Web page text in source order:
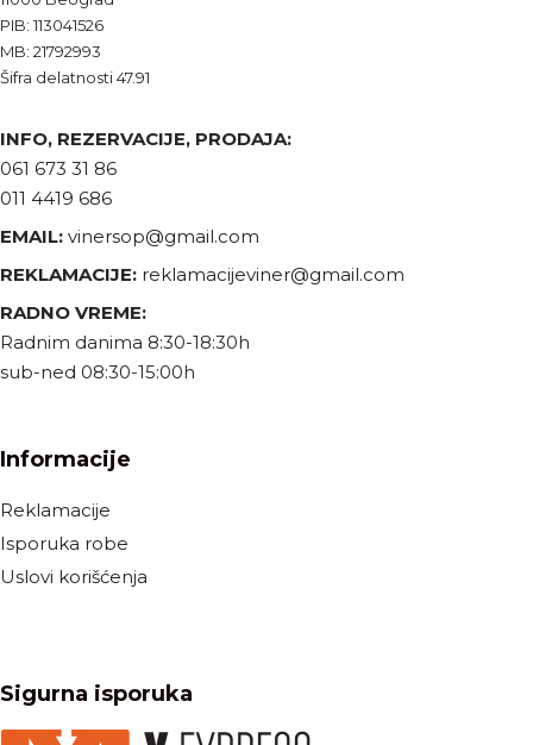
PIB: 113041526
MB: 21792993
Šifra delatnosti 47.91
INFO, REZERVACIJE, PRODAJA:
061 673 31 86
011 4419 686
EMAIL: vinersop@gmail.com
REKLAMACIJE: reklamacijeviner@gmail.com
RADNO VREME:
Radnim danima 8:30-18:30h
sub-ned 08:30-15:00h
Informacije
Reklamacije
Isporuka robe
Uslovi korišćenja
Sigurna isporuka